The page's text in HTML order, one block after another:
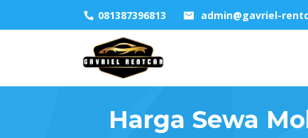
081387396813 admin@gavriel-
Harga Sewa